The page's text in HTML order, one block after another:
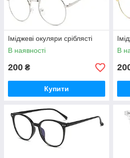
Іміджеві окуляри сріблясті
В наявності
200 ₴
Купити
В